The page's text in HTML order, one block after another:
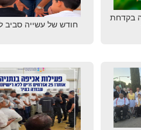
בקדחת
חודש של עשייה סביב